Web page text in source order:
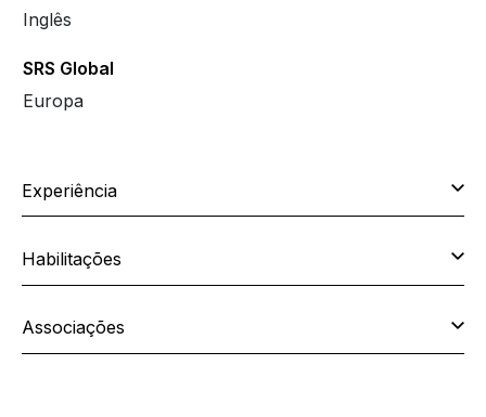
Inglês
SRS Global
Europa
Experiência
Habilitações
Associações